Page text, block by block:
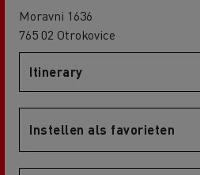
Moravni 1636
765 02 Otrokovice
Itinerary
Instellen als favorieten